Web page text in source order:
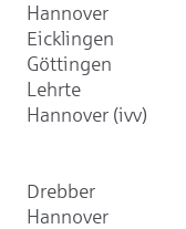
Hannover
Eicklingen
Göttingen
Lehrte
Hannover (ivv)
Drebber
Hannover